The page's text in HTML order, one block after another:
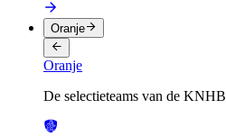
Oranje
Oranje
De selectieteams van de KNHB